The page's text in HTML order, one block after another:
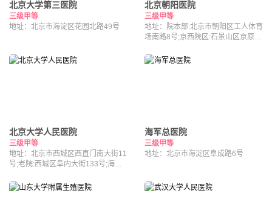
北京大学第三医院
三级甲等
地址：北京市海淀区花园北路49号
北京朝阳医院
三级甲等
地址：院本部:北京市朝阳区工人体育
场南路8号;京西院区:石景山区京原路
北京大学人民医院
三级甲等
地址：北京市西城区西直门南大街11
号;老院:西城区阜内大街133号;海淀
海军总医院
三级甲等
地址：北京市海淀区阜成路6号